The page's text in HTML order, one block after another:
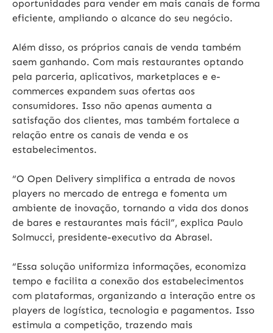
oportunidades para vender em mais canais de forma
eficiente, ampliando o alcance do seu negócio.
Além disso, os próprios canais de venda também
saem ganhando. Com mais restaurantes optando
pela parceria, aplicativos, marketplaces e e-
commerces expandem suas ofertas aos
consumidores. Isso não apenas aumenta a
satisfação dos clientes, mas também fortalece a
relação entre os canais de venda e os
estabelecimentos.
“O Open Delivery simplifica a entrada de novos
players no mercado de entrega e fomenta um
ambiente de inovação, tornando a vida dos donos
de bares e restaurantes mais fácil”, explica Paulo
Solmucci, presidente-executivo da Abrasel.
“Essa solução uniformiza informações, economiza
tempo e facilita a conexão dos estabelecimentos
com plataformas, organizando a interação entre os
players de logística, tecnologia e pagamentos. Isso
estimula a competição, trazendo mais